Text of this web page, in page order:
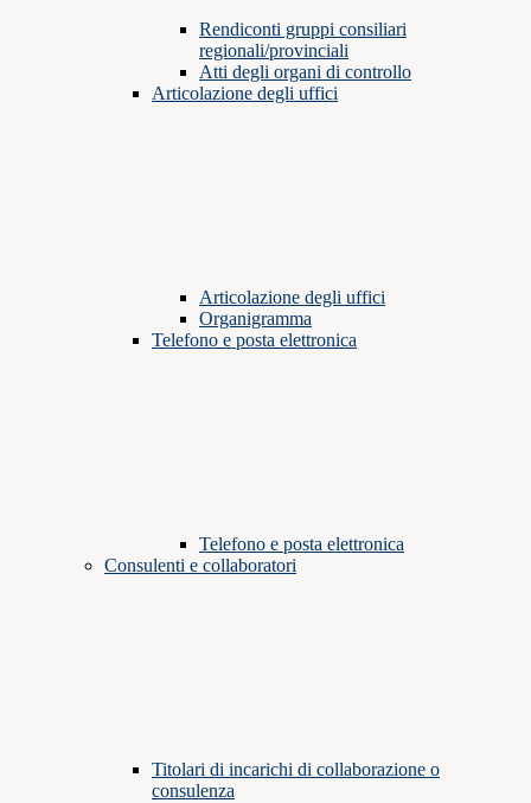
Rendiconti gruppi consiliari
regionali/provinciali
Atti degli organi di controllo
Articolazione degli uffici
Articolazione degli uffici
Organigramma
Telefono e posta elettronica
Telefono e posta elettronica
Consulenti e collaboratori
Titolari di incarichi di collaborazione o
consulenza